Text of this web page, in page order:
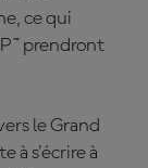
ce qui
prendront
le Grand
à s'écrire à